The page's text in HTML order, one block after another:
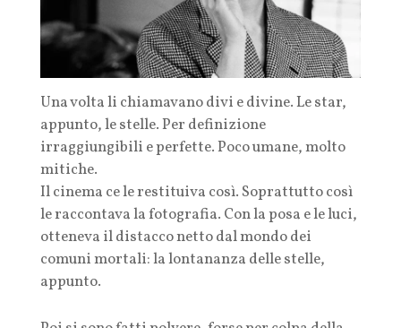
Una volta li chiamavano divi e divine. Le star,
appunto, le stelle. Per definizione
irraggiungibili e perfette. Poco umane, molto
mitiche.
Il cinema ce le restituiva così. Soprattutto così
le raccontava la fotografia. Con la posa e le luci,
otteneva il distacco netto dal mondo dei
comuni mortali: la lontananza delle stelle,
appunto.